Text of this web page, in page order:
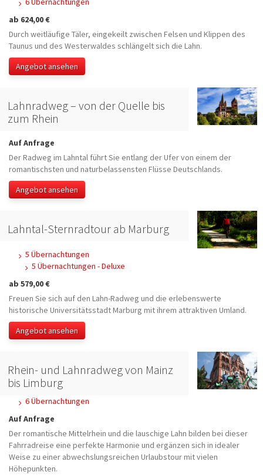
ab 624,00 €
Durch weitläufige Täler, eingekeilt zwischen Felsen und Klippen des
Taunus und des Westerwaldes schlängelt sich die Lahn.
Angebot ansehen
Lahnradweg – von der Quelle bis
zum Rhein
Auf Anfrage
Der Radweg im Lahntal führt Sie entlang der Ufer von einem der
romantischsten und naturbelassensten Flüsse Deutschlands.
Angebot ansehen
Lahntal-Sternradtour ab Marburg
5 Übernachtungen
5 Übernachtungen - Deluxe
ab 579,00 €
Freuen Sie sich auf den Lahn-Radweg und die erlebenswerte
historische Universitätsstadt Marburg mit ihrem attraktiven Umland.
Angebot ansehen
Rhein- und Lahnradweg von Mainz
bis Limburg
6 Übernachtungen
Auf Anfrage
Der romantische Mittelrhein und die lauschige Lahn bilden bei dieser
Fahrradreise eine perfekte Harmonie und ergänzen sich in idealer
Weise zu einer abwechslungsreichen Urlaubstour mit vielen
Höhepunkten.